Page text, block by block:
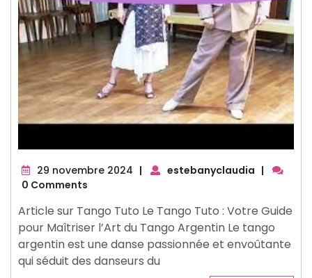
29 novembre 2024 29
| estebanyclaudia |
0 Comments
Article sur Tango Tuto Le Tango Tuto : Votre Guide
pour Maîtriser l’Art du Tango Argentin Le tango
argentin est une danse passionnée et envoûtante
qui séduit des danseurs du